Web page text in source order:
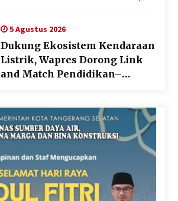
Ditahan
5 Agustus 2026
Dukung Ekosistem Kendaraan
Listrik, Wapres Dorong Link
and Match Pendidikan–